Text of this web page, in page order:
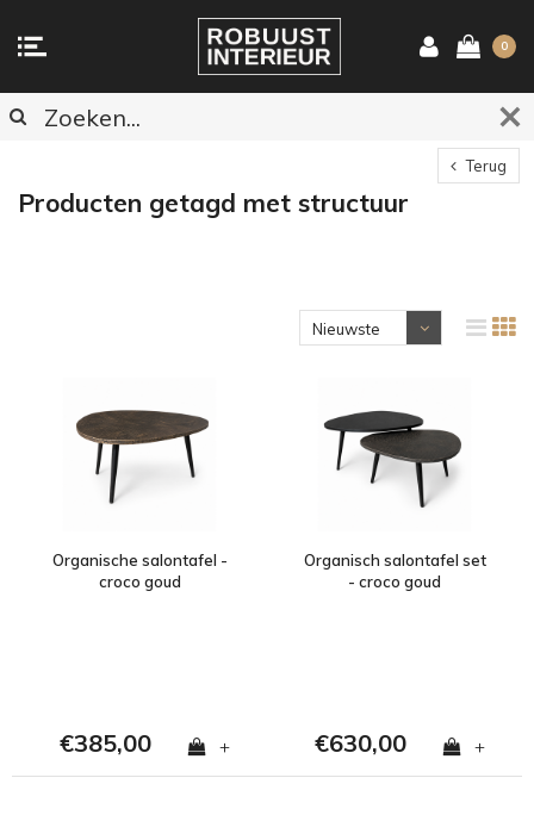
0
Terug
Producten getagd met structuur
Nieuwste
Organische salontafel -
croco goud
€385,00 +
Organisch salontafel set
- croco goud
€630,00 +